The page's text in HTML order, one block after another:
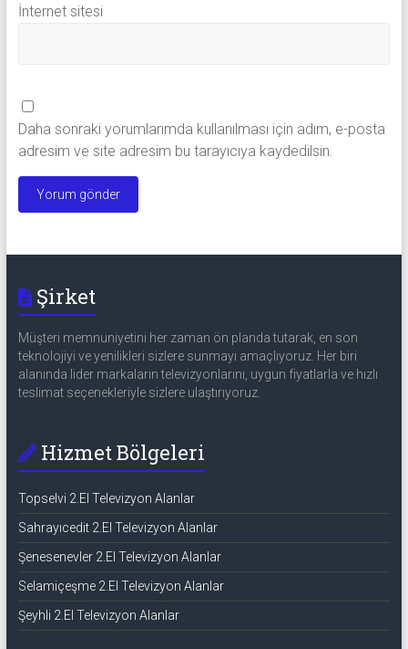
İnternet sitesi
Daha sonraki yorumlarımda kullanılması için adım, e-posta
adresim ve site adresim bu tarayıcıya kaydedilsin.
Şirket
Müşteri memnuniyetini her zaman ön planda tutarak, en son
teknolojiyi ve yenilikleri sizlere sunmayı amaçlıyoruz. Her biri
alanında lider markaların televizyonlarını, uygun fiyatlarla ve hızlı
teslimat seçenekleriyle sizlere ulaştırıyoruz.
Hizmet Bölgeleri
Topselvi 2.El Televizyon Alanlar
Sahrayıcedit 2.El Televizyon Alanlar
Şenesenevler 2.El Televizyon Alanlar
Selamiçeşme 2.El Televizyon Alanlar
Şeyhli 2.El Televizyon Alanlar